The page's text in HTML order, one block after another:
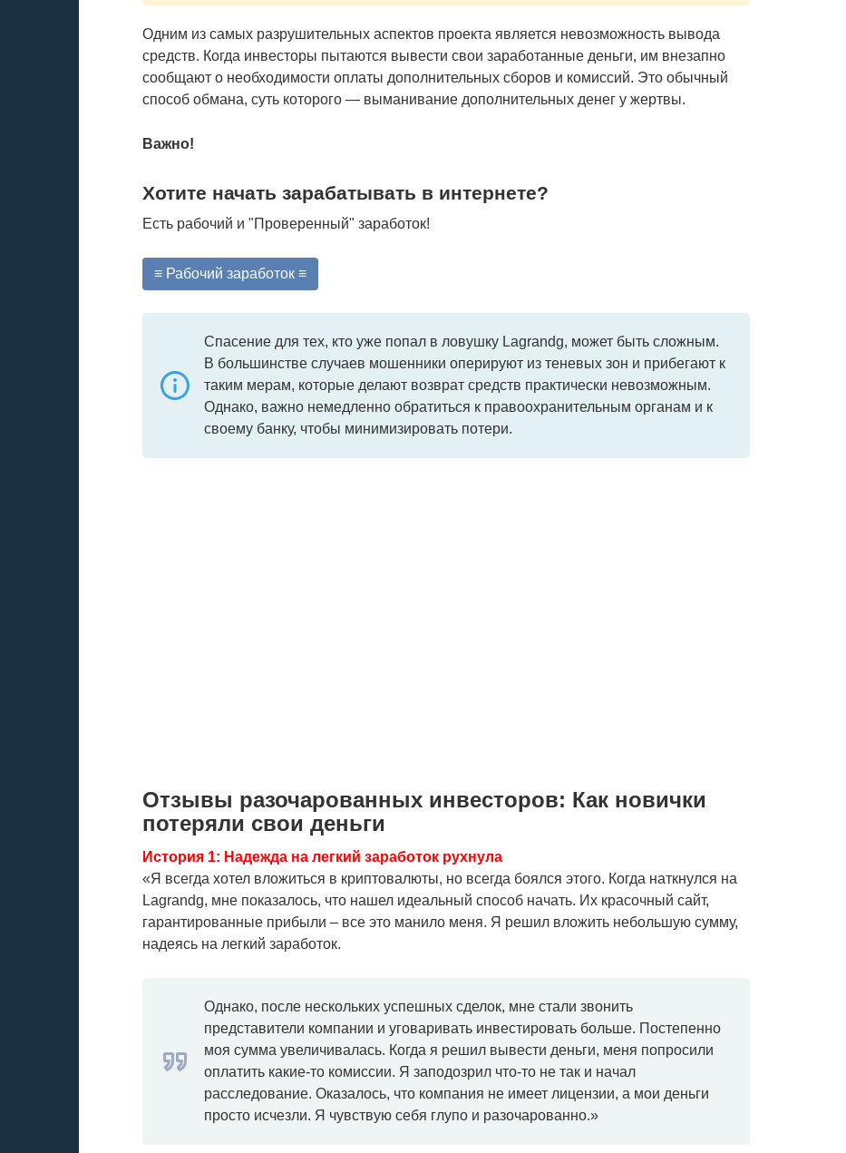
Одним из самых разрушительных аспектов проекта является невозможность вывода
средств. Когда инвесторы пытаются вывести свои заработанные деньги, им внезапно
сообщают о необходимости оплаты дополнительных сборов и комиссий. Это обычный
способ обмана, суть которого — выманивание дополнительных денег у жертвы.
Важно!
Хотите начать зарабатывать в интернете?
Есть рабочий и "Проверенный" заработок!
≡ Рабочий заработок ≡
Спасение для тех, кто уже попал в ловушку Lagrandg, может быть сложным.
В большинстве случаев мошенники оперируют из теневых зон и прибегают к
таким мерам, которые делают возврат средств практически невозможным.
Однако, важно немедленно обратиться к правоохранительным органам и к
своему банку, чтобы минимизировать потери.
Отзывы разочарованных инвесторов: Как новички
потеряли свои деньги
История 1: Надежда на легкий заработок рухнула
«Я всегда хотел вложиться в криптовалюты, но всегда боялся этого. Когда наткнулся на
Lagrandg, мне показалось, что нашел идеальный способ начать. Их красочный сайт,
гарантированные прибыли – все это манило меня. Я решил вложить небольшую сумму,
надеясь на легкий заработок.
Однако, после нескольких успешных сделок, мне стали звонить
представители компании и уговаривать инвестировать больше. Постепенно
моя сумма увеличивалась. Когда я решил вывести деньги, меня попросили
оплатить какие-то комиссии. Я заподозрил что-то не так и начал
расследование. Оказалось, что компания не имеет лицензии, а мои деньги
просто исчезли. Я чувствую себя глупо и разочарованно.»